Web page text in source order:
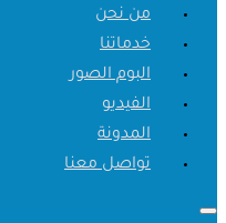
من نحن
خدماتنا
البوم الصور
الفيديو
المدونة
تواصل معنا